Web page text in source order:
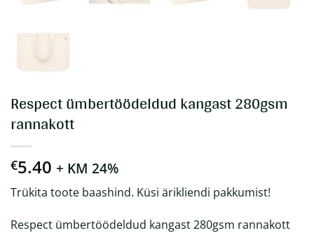
Respect ümbertöödeldud kangast 280gsm
rannakott
€5.40 + KM 24%
Trükita toote baashind. Küsi ärikliendi pakkumist!
Respect ümbertöödeldud kangast 280gsm rannakott